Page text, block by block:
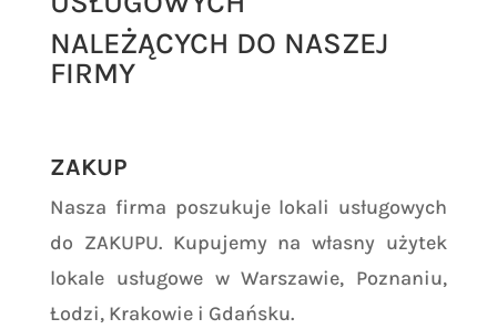
NALEŻĄCYCH DO NASZEJ
FIRMY
ZAKUP
Nasza firma poszukuje lokali usługowych
do ZAKUPU. Kupujemy na własny użytek
lokale usługowe w Warszawie, Poznaniu,
Łodzi, Krakowie i Gdańsku.